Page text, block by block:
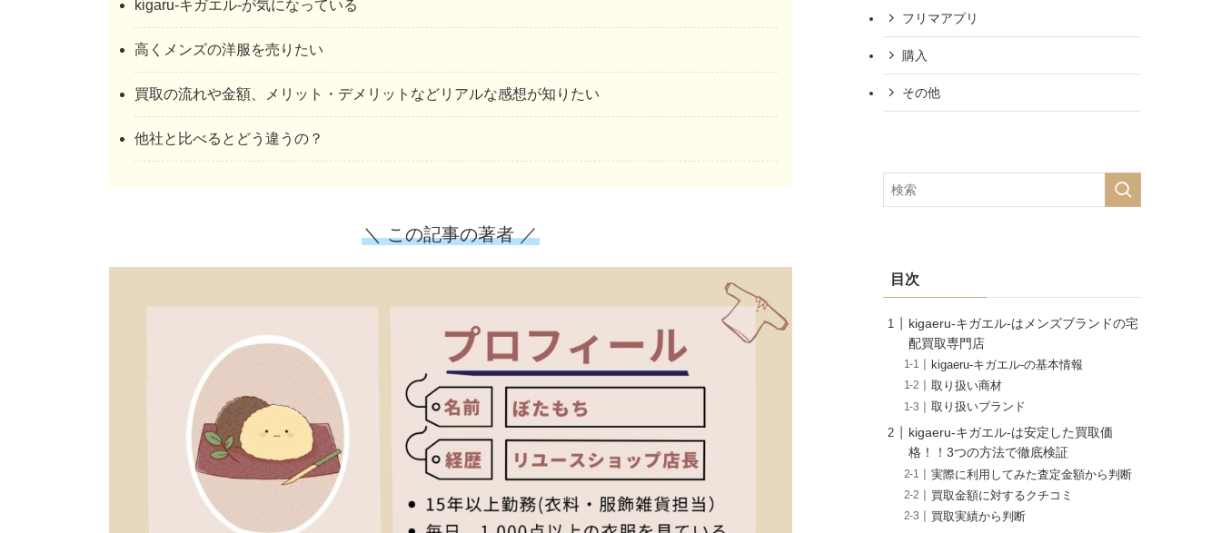
kigaru-キガエル-が気になっている
高くメンズの洋服を売りたい
買取の流れや金額、メリット・デメリットなどリアルな感想が知りたい
他社と比べるとどう違うの？
＼ この記事の著者 ／
フリマアプリ
購入
その他
目次
kigaeru-キガエル-はメンズブランドの宅
配買取専門店
kigaeru-キガエル-の基本情報
取り扱い商材
取り扱いブランド
kigaeru-キガエル-は安定した買取価
格！！3つの方法で徹底検証
実際に利用してみた査定金額から判断
買取金額に対するクチコミ
買取実績から判断